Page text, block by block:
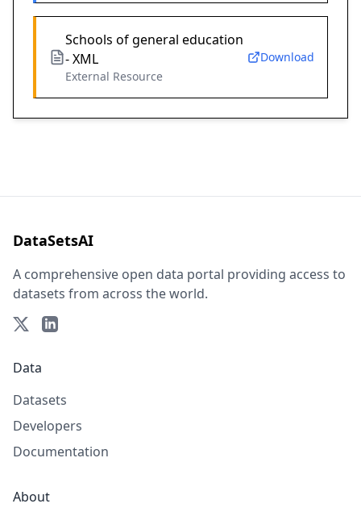
Schools of general education
- XML
External Resource
Download
DataSetsAI
A comprehensive open data portal providing access to
datasets from across the world.
Data
Datasets
Developers
Documentation
About